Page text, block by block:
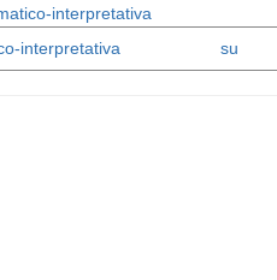
interpretativa
interpretativa
su